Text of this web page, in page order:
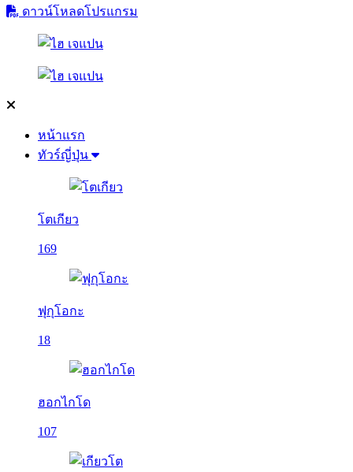
ดาวน์โหลดโปรแกรม
หน้าแรก
ทัวร์ญี่ปุ่น
โตเกียว
169
ฟุกุโอกะ
18
ฮอกไกโด
107